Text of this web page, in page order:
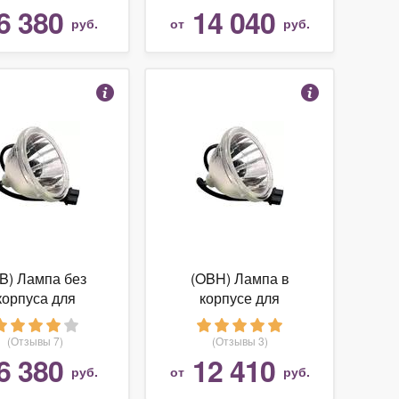
380 руб. от 14 040 руб.
Лампа без
для
RCA
(Отзывы 7)
380 руб.
(OBH) Лампа в
корпусе для
проектора Toshiba
62HM85
(Отзывы 3)
от 12 410 руб.